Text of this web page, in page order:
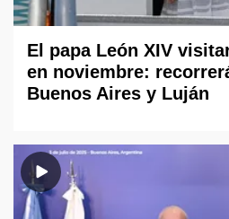
El papa León XIV
en noviembre:
Buenos Aires y Luján